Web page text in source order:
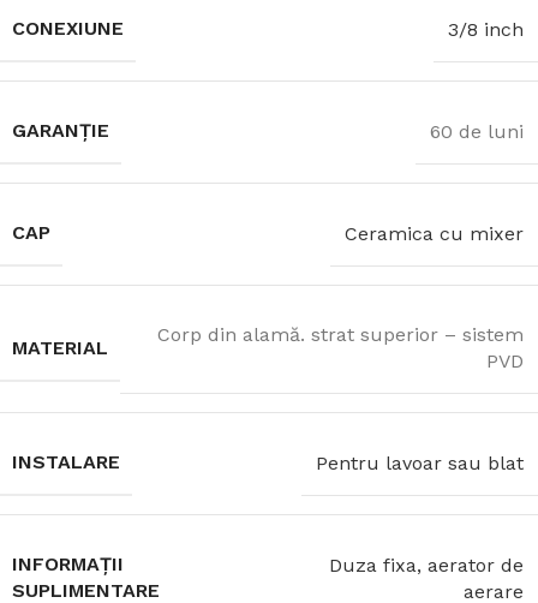
CONEXIUNE 3/8 inch
GARANȚIE 60 de luni
CAP Ceramica cu mixer
MATERIAL
Corp din alamă. strat superior – sistem
PVD
INSTALARE Pentru lavoar sau blat
INFORMAȚII
SUPLIMENTARE
Duza fixa, aerator de
aerare